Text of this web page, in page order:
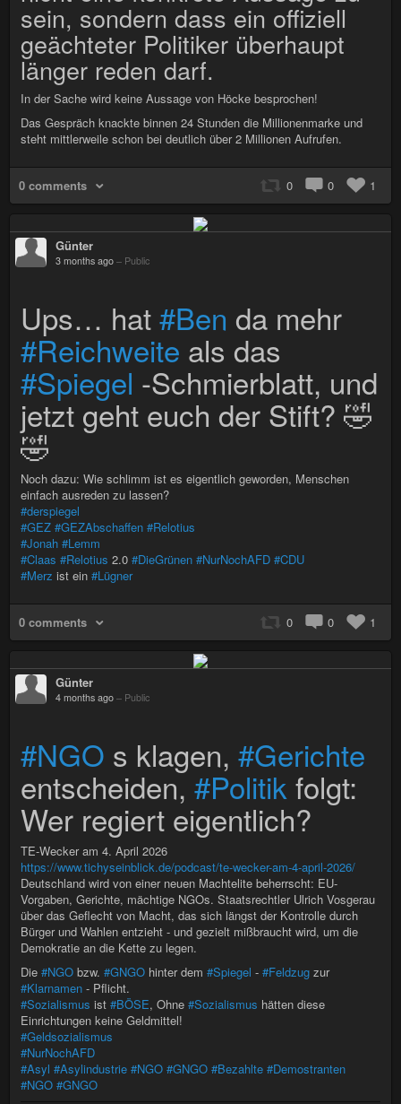
sein, sondern dass ein offiziell
geächteter Politiker überhaupt
länger reden darf.
In der Sache wird keine Aussage von Höcke besprochen!
Das Gespräch knackte binnen 24 Stunden die Millionenmarke und
steht mittlerweile schon bei deutlich über 2 Millionen Aufrufen.
0 comments 0 0 1
Günter
3 months ago – Public
Ups… hat#Ben da mehr
#Reichweite als das
#Spiegel -Schmierblatt, und
jetzt geht euch der Stift? 🤣
🤣
Noch dazu: Wie schlimm ist es eigentlich geworden, Menschen
einfach ausreden zu lassen?
#derspiegel
#GEZ #GEZAbschaffen #Relotius
#Jonah #Lemm
#Claas #Relotius 2.0 #DieGrünen #NurNochAFD #CDU
#Merz ist ein #Lügner
0 comments 0 0 1
Günter
4 months ago – Public
#NGO s klagen, #Gerichte
entscheiden,#Politik folgt:
Wer regiert eigentlich?
TE-Wecker am 4. April 2026
https://www.tichyseinblick.de/podcast/te-wecker-am-4-april-2026/
Deutschland wird von einer neuen Machtelite beherrscht: EU-
Vorgaben, Gerichte, mächtige NGOs. Staatsrechtler Ulrich Vosgerau
über das Geflecht von Macht, das sich längst der Kontrolle durch
Bürger und Wahlen entzieht - und gezielt mißbraucht wird, um die
Demokratie an die Kette zu legen.
Die #NGO bzw. #GNGO hinter dem #Spiegel - #Feldzug zur
#Klarnamen - Pflicht.
#Sozialismus ist #BÖSE, Ohne #Sozialismus hätten diese
Einrichtungen keine Geldmittel!
#Geldsozialismus
#NurNochAFD
#Asyl #Asylindustrie #NGO #GNGO #Bezahlte #Demostranten
#NGO #GNGO